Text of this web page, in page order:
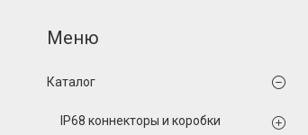
Каталог
IP68 коннекторы и коробки